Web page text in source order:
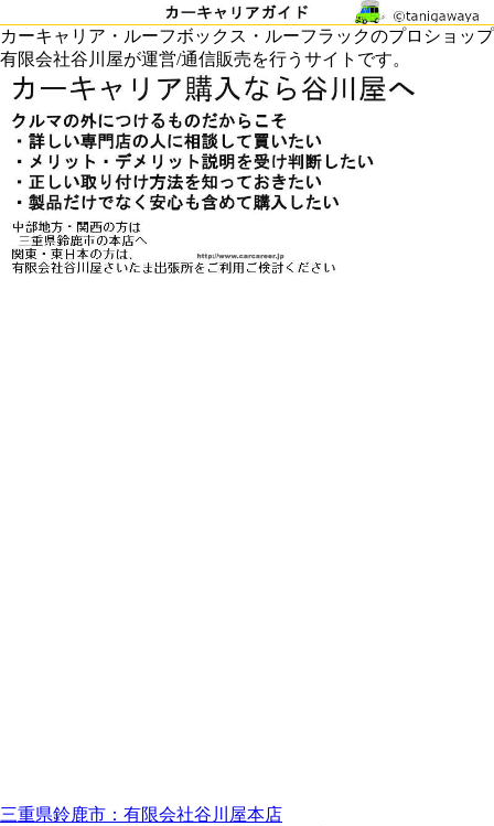
カーキャリア・ルーフボックス・ルーフラックのプロショップ
有限会社谷川屋が運営/通信販売を行うサイトです。
三重県鈴鹿市：有限会社谷川屋本店